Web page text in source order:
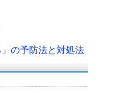
の予防法と対処法